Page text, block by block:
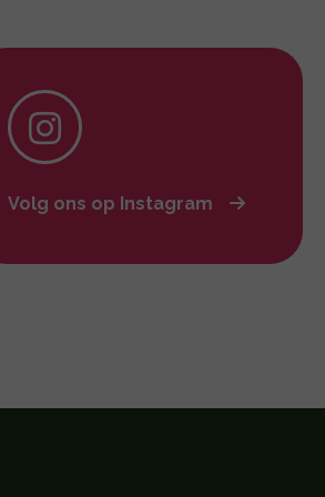
Volg ons op Instagram